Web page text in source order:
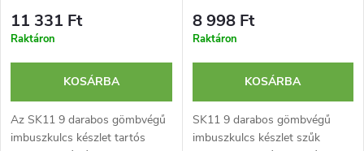
11 331 Ft
Raktáron
KOSÁRBA
Az SK11 9 darabos gömbvégű
imbuszkulcs készlet tartós
8 998 Ft
Raktáron
KOSÁRBA
SK11 9 darabos gömbvégű
imbuszkulcs készlet szűk